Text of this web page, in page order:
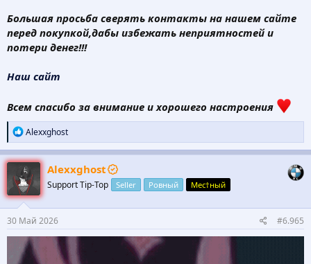
Большая просьба сверять контакты на нашем сайте
перед покупкой,дабы избежать неприятностей и
потери денег!!!
Наш сайт
Всем спасибо за внимание и хорошего настроения
Р
е
а
к
ц
и
и
:
Alexxghost
Alexxghost
Support Tip-Top Seller Ровный Мес†ный
30 Май 2026 #6.965